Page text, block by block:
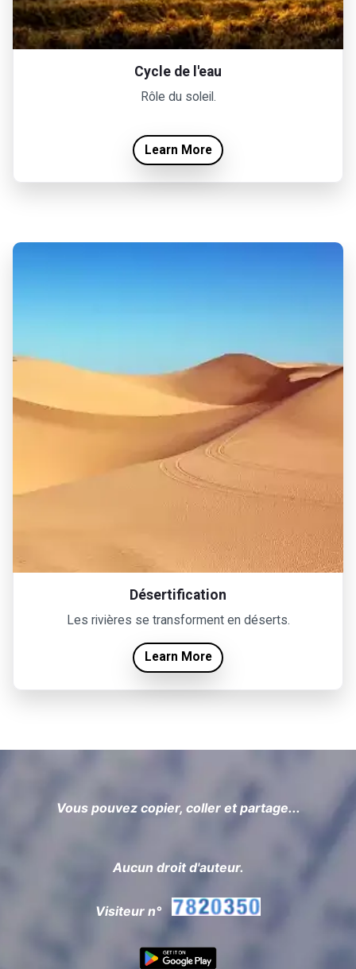
Cycle de l'eau
Rôle du soleil.
Learn More
Désertification
Les rivières se transforment en déserts.
Learn More
Vous pouvez copier, coller et partage...
Aucun droit d'auteur.
Visiteur n°